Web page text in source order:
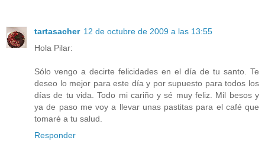
tartasacher 12 de octubre de 2009 a las 13:55
Hola Pilar:
Sólo vengo a decirte felicidades en el día de tu santo. Te
deseo lo mejor para este día y por supuesto para todos los
días de tu vida. Todo mi cariño y sé muy feliz. Mil besos y
ya de paso me voy a llevar unas pastitas para el café que
tomaré a tu salud.
Responder